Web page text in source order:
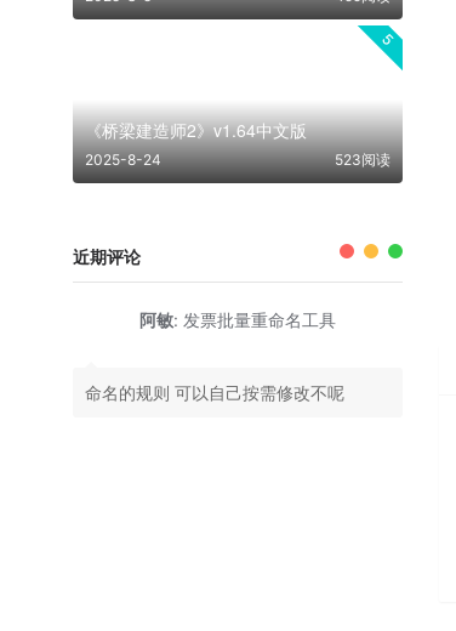
5
《桥梁建造师2》v1.64中文版
2025-8-24 523阅读
近期评论
阿敏: 发票批量重命名工具
命名的规则 可以自己按需修改不呢